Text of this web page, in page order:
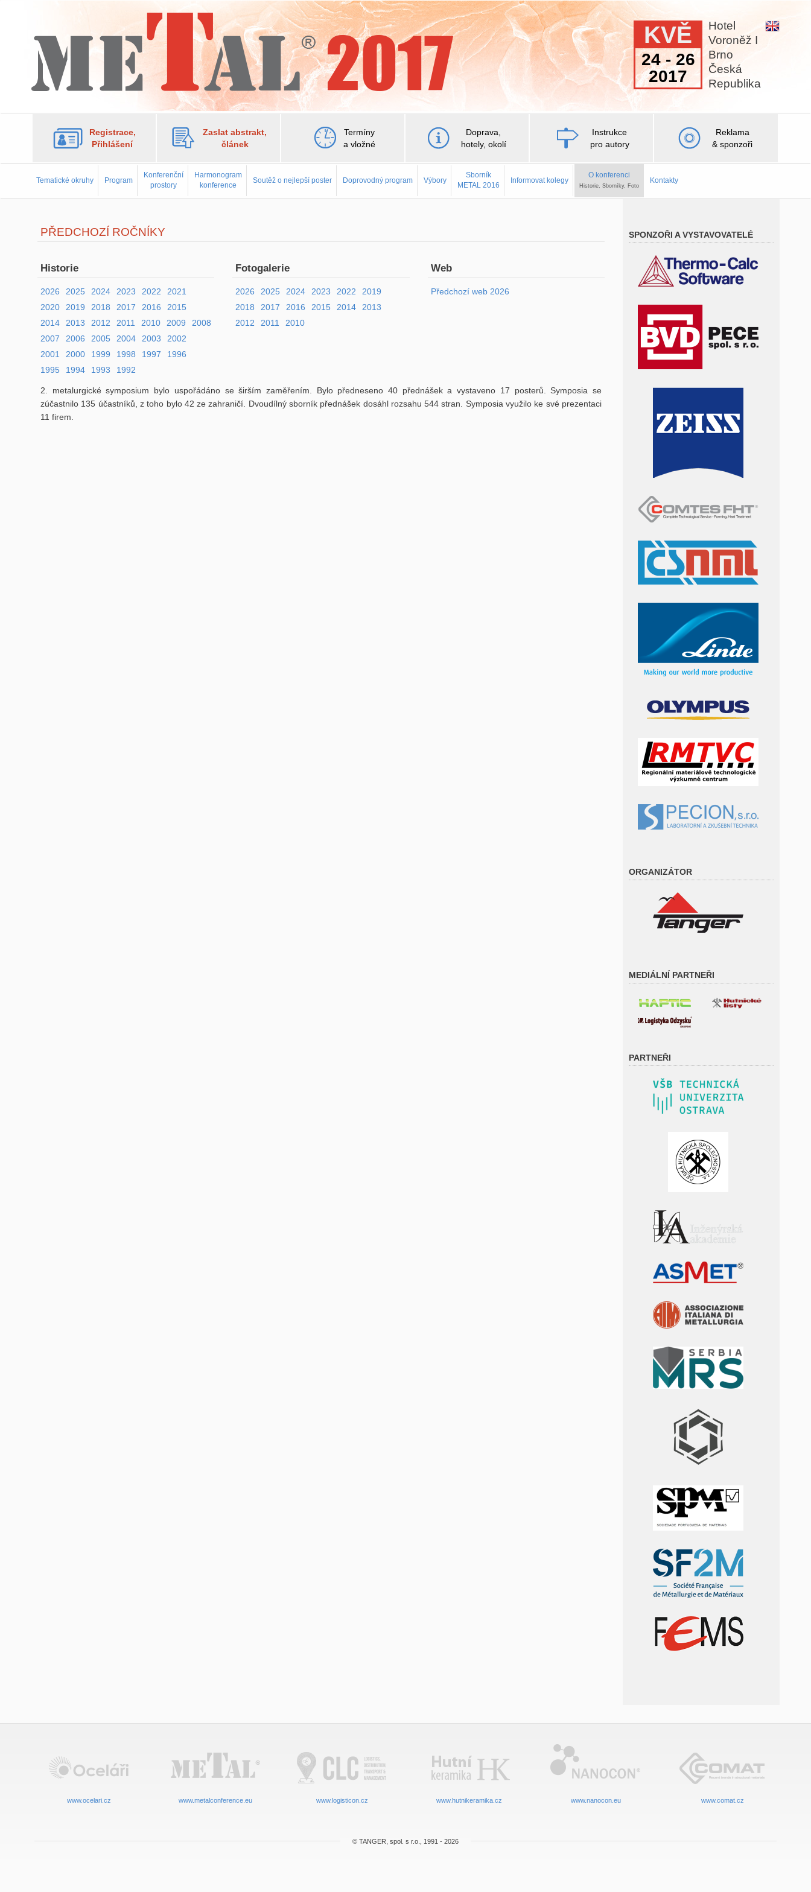
Hotel
Voroněž I
Brno
Česká
Republika
KVĚ
24 - 26
2017
Registrace,
Přihlášení
Zaslat abstrakt,
článek
Termíny
a vložné
Doprava,
hotely, okolí
Instrukce
pro autory
Reklama
& sponzoři
Tematické okruhy Program
Konferenční
prostory
Harmonogram
konference
Soutěž o nejlepší poster Doprovodný program Výbory
Sborník
METAL 2016
Informovat kolegy
O konferenci
Historie, Sborníky, Foto
Kontakty
PŘEDCHOZÍ ROČNÍKY
Historie
2026 2025 2024 2023 2022
2021
2020
2019 2018 2017 2016
2015
2014
2013 2012 2011 2010 2009
2008
2007
2006 2005 2004 2003
2002
2001
2000 1999 1998 1997
1996
1995
1994 1993 1992
Fotogalerie
2026 2025 2024 2023 2022
2019
2018
2017 2016 2015 2014
2013
2012
2011 2010
Web
Předchozí web 2026
2. metalurgické symposium bylo uspořádáno se širším zaměřením. Bylo předneseno 40 přednášek a vystaveno 17 posterů. Symposia se
zúčastnilo 135 účastníků, z toho bylo 42 ze zahraničí. Dvoudílný sborník přednášek dosáhl rozsahu 544 stran. Symposia využilo ke své prezentaci
11 firem.
SPONZOŘI A VYSTAVOVATELÉ
ORGANIZÁTOR
MEDIÁLNÍ PARTNEŘI
PARTNEŘI
www.ocelari.cz www.metalconference.eu www.logisticon.cz www.hutnikeramika.cz www.nanocon.eu www.comat.cz
© TANGER, spol. s r.o., 1991 - 2026